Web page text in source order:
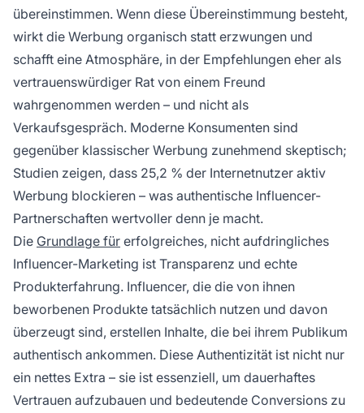
übereinstimmen. Wenn diese Übereinstimmung besteht,
wirkt die Werbung organisch statt erzwungen und
schafft eine Atmosphäre, in der Empfehlungen eher als
vertrauenswürdiger Rat von einem Freund
wahrgenommen werden – und nicht als
Verkaufsgespräch. Moderne Konsumenten sind
gegenüber klassischer Werbung zunehmend skeptisch;
Studien zeigen, dass 25,2 % der Internetnutzer aktiv
Werbung blockieren – was authentische Influencer-
Partnerschaften wertvoller denn je macht.
Die Grundlage für erfolgreiches, nicht aufdringliches
Influencer-Marketing ist Transparenz und echte
Produkterfahrung. Influencer, die die von ihnen
beworbenen Produkte tatsächlich nutzen und davon
überzeugt sind, erstellen Inhalte, die bei ihrem Publikum
authentisch ankommen. Diese Authentizität ist nicht nur
ein nettes Extra – sie ist essenziell, um dauerhaftes
Vertrauen aufzubauen und bedeutende Conversions zu